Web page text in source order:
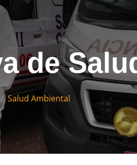
de
Salud Ambiental